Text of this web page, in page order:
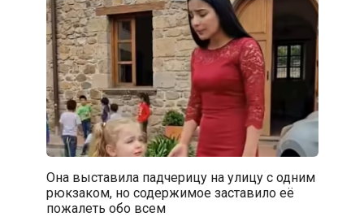
Она выставила падчерицу на улицу с одним
рюкзаком, но содержимое заставило её
пожалеть обо всем